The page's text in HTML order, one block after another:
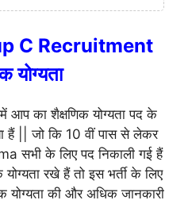
C Recruitment
योग्यता
आप का शैक्षणिक योग्यता पद के
|| जो कि 10 वीं पास से लेकर
सभी के लिए पद निकाली गई हैं
रखे हैं तो इस भर्ती के लिए
की और अधिक जानकारी